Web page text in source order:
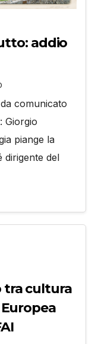
addio
comunicato
Giorgio
piange la
dirigente del
tra cultura